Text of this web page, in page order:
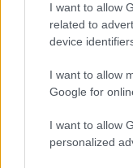
I want to allow
related to
device
I want to allow
Google for
I want to allow
personalized